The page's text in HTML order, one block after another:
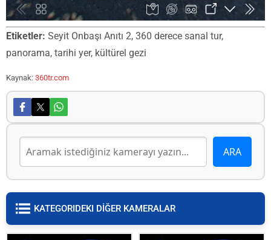
Etiketler: Seyit Onbaşı Anıtı 2, 360 derece sanal tur,
panorama, tarihi yer, kültürel gezi
Kaynak: 360tr.com
KATEGORIDEKI DİĞER KAMERALAR